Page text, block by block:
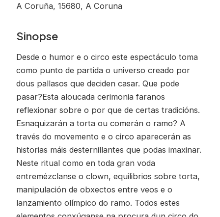
A Coruña, 15680, A Coruna
Sinopse
Desde o humor e o circo este espectáculo toma
como punto de partida o universo creado por
dous pallasos que deciden casar. Que pode
pasar?Esta aloucada cerimonia faranos
reflexionar sobre o por que de certas tradicións.
Esnaquizarán a torta ou comerán o ramo? A
través do movemento e o circo aparecerán as
historias máis desternillantes que podas imaxinar.
Neste ritual como en toda gran voda
entremézclanse o clown, equilibrios sobre torta,
manipulación de obxectos entre veos e o
lanzamiento olímpico do ramo. Todos estes